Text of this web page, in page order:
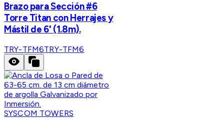
Brazo para Sección #6
Torre Titan con Herrajes y
Mástil de 6' (1.8m).
TRY-TFM6TRY-TFM6
SYSCOM TOWERS